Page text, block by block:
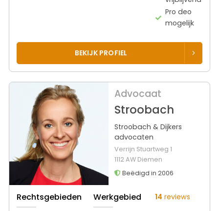
Pro deo
mogelijk
BEKIJK PROFIEL
Advocaat
Stroobach
Stroobach & Dijkers
advocaten
Verrijn Stuartweg 1
1112 AW Diemen
Beëdigd in 2006
Rechtsgebieden Werkgebied 14 reviews